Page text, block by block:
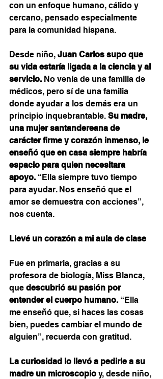
con un enfoque humano, cálido y
cercano, pensado especialmente
para la comunidad hispana.
Desde niño, Juan Carlos supo que
su vida estaría ligada a la ciencia y al
servicio. No venía de una familia de
médicos, pero sí de una familia
donde ayudar a los demás era un
principio inquebrantable. Su madre,
una mujer santandereana de
carácter firme y corazón inmenso, le
enseñó que en casa siempre habría
espacio para quien necesitara
apoyo. “Ella siempre tuvo tiempo
para ayudar. Nos enseñó que el
amor se demuestra con acciones”,
nos cuenta.
Llevé un corazón a mi aula de clase
Fue en primaria, gracias a su
profesora de biología, Miss Blanca,
que descubrió su pasión por
entender el cuerpo humano. “Ella
me enseñó que, si haces las cosas
bien, puedes cambiar el mundo de
alguien”, recuerda con gratitud.
La curiosidad lo llevó a pedirle a su
madre un microscopio y, desde niño,